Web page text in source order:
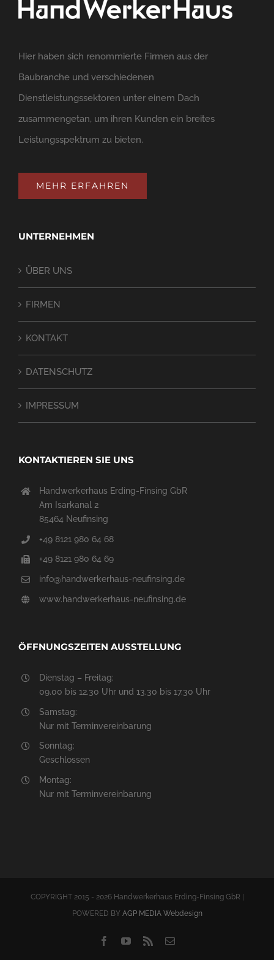
Hier haben sich renommierte Firmen aus der
Baubranche und verschiedenen
Dienstleistungssektoren unter einem Dach
zusammengetan, um ihren Kunden ein breites
Leistungsspektrum zu bieten.
MEHR ERFAHREN
UNTERNEHMEN
ÜBER UNS
FIRMEN
KONTAKT
DATENSCHUTZ
IMPRESSUM
KONTAKTIEREN SIE UNS
Handwerkerhaus Erding-Finsing GbR
Am Isarkanal 2
85464 Neufinsing
+49 8121 980 64 68
+49 8121 980 64 69
info@handwerkerhaus-neufinsing.de
www.handwerkerhaus-neufinsing.de
ÖFFNUNGSZEITEN AUSSTELLUNG
Dienstag – Freitag:
09.00 bis 12.30 Uhr und 13.30 bis 17.30 Uhr
Samstag:
Nur mit Terminvereinbarung
Sonntag:
Geschlossen
Montag:
Nur mit Terminvereinbarung
COPYRIGHT 2015 - 2026 Handwerkerhaus Erding-Finsing GbR |
POWERED BY AGP MEDIA Webdesign
FacebookYouTube
Rss
E-